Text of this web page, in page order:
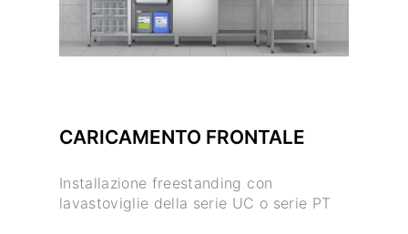
CARICAMENTO FRONTALE
Installazione freestanding con
lavastoviglie della serie UC o serie PT